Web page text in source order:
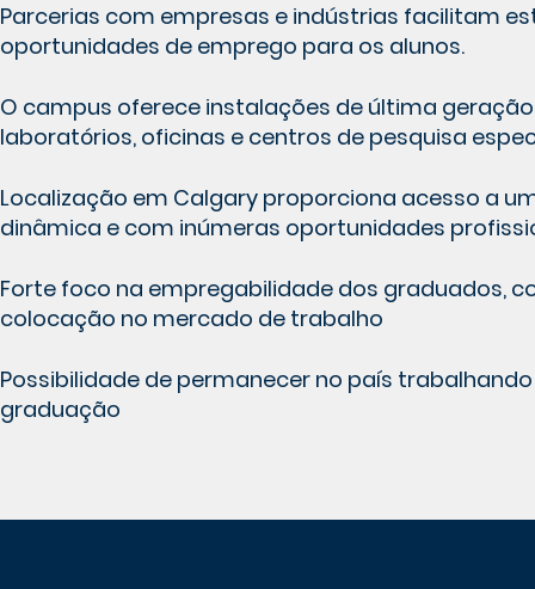
Parcerias com empresas e indústrias facilitam
oportunidades de emprego para os alunos.
O campus oferece instalações de última
laboratórios, oficinas e centros de pesquisa
Localização em Calgary proporciona acesso a
dinâmica e com inúmeras oportunidades
Forte foco na empregabilidade dos graduados,
colocação no mercado de trabalho
Possibilidade de permanecer no país
graduação